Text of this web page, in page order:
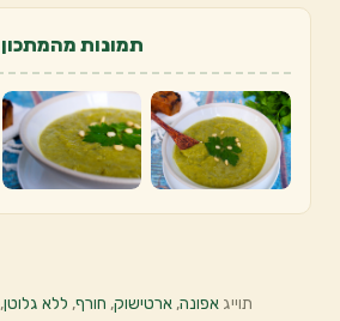
תמונות מהמתכון
תוייג אפונה, ארטישוק, חורף, ללא גלוטן,